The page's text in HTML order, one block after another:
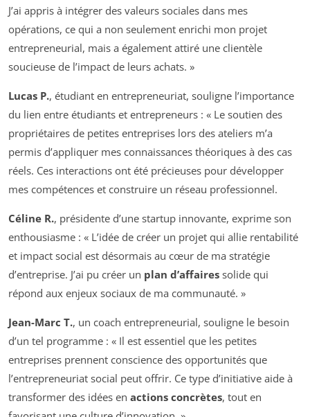
J’ai appris à intégrer des valeurs sociales dans mes
opérations, ce qui a non seulement enrichi mon projet
entrepreneurial, mais a également attiré une clientèle
soucieuse de l’impact de leurs achats. »
Lucas P., étudiant en entrepreneuriat, souligne l’importance
du lien entre étudiants et entrepreneurs : « Le soutien des
propriétaires de petites entreprises lors des ateliers m’a
permis d’appliquer mes connaissances théoriques à des cas
réels. Ces interactions ont été précieuses pour développer
mes compétences et construire un réseau professionnel.
Céline R., présidente d’une startup innovante, exprime son
enthousiasme : « L’idée de créer un projet qui allie rentabilité
et impact social est désormais au cœur de ma stratégie
d’entreprise. J’ai pu créer un plan d’affaires solide qui
répond aux enjeux sociaux de ma communauté. »
Jean-Marc T., un coach entrepreneurial, souligne le besoin
d’un tel programme : « Il est essentiel que les petites
entreprises prennent conscience des opportunités que
l’entrepreneuriat social peut offrir. Ce type d’initiative aide à
transformer des idées en actions concrètes, tout en